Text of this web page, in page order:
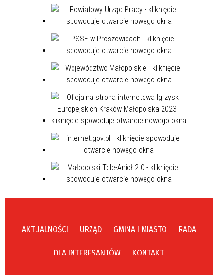
AKTUALNOŚCI URZĄD GMINA I MIASTO RADA
DLA INTERESANTÓW KONTAKT